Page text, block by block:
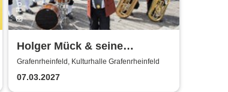
Holger Mück & seine
Egerländer Musikanten
Grafenrheinfeld, Kulturhalle Grafenrheinfeld
07.03.2027